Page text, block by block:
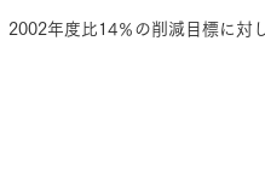
年度比14％の削減目標に対し